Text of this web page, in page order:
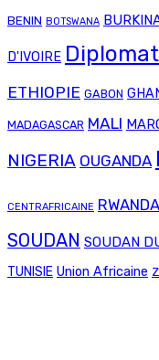
BENIN BOTSWANA
D'IVOIRE
ETHIOPIE GABON
MADAGASCAR MALI
NIGERIA OUGANDA
CENTRAFRICAINE RWANDA
SOUDAN SOUDAN
TUNISIE Union Africaine